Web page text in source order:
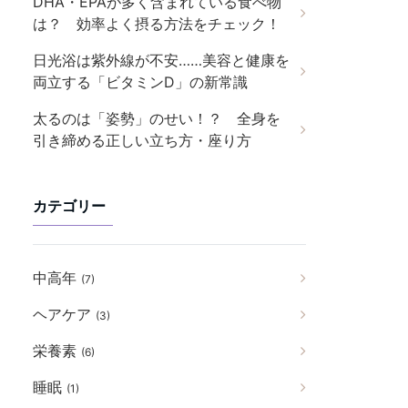
は？ 効率よく摂る方法をチェック！
日光浴は紫外線が不安……美容と健康を
両立する「ビタミンD」の新常識
太るのは「姿勢」のせい！？ 全身を
引き締める正しい立ち方・座り方
カテゴリー
中高年 (7)
ヘアケア (3)
栄養素 (6)
睡眠 (1)